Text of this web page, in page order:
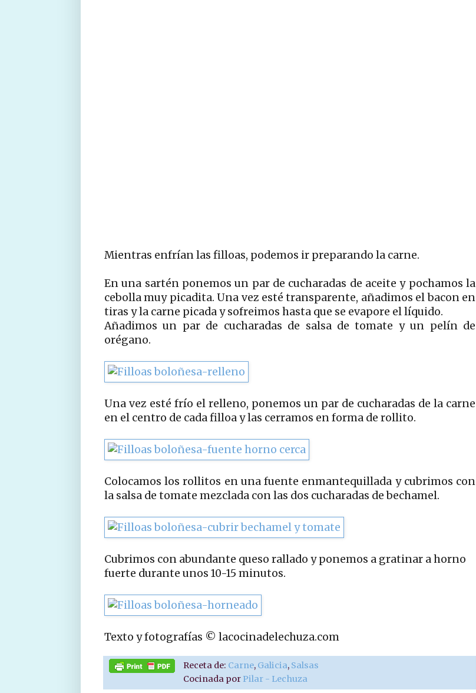
Mientras enfrían las filloas, podemos ir preparando la carne.
En una sartén ponemos un par de cucharadas de aceite y pochamos la
cebolla muy picadita. Una vez esté transparente, añadimos el bacon en
tiras y la carne picada y sofreimos hasta que se evapore el líquido.
Añadimos un par de cucharadas de salsa de tomate y un pelín de
orégano.
Una vez esté frío el relleno, ponemos un par de cucharadas de la carne
en el centro de cada filloa y las cerramos en forma de rollito.
Colocamos los rollitos en una fuente enmantequillada y cubrimos con
la salsa de tomate mezclada con las dos cucharadas de bechamel.
Cubrimos con abundante queso rallado y ponemos a gratinar a horno
fuerte durante unos 10-15 minutos.
Texto y fotografías © lacocinadelechuza.com
Receta de: Carne, Galicia, Salsas
Cocinada por Pilar - Lechuza